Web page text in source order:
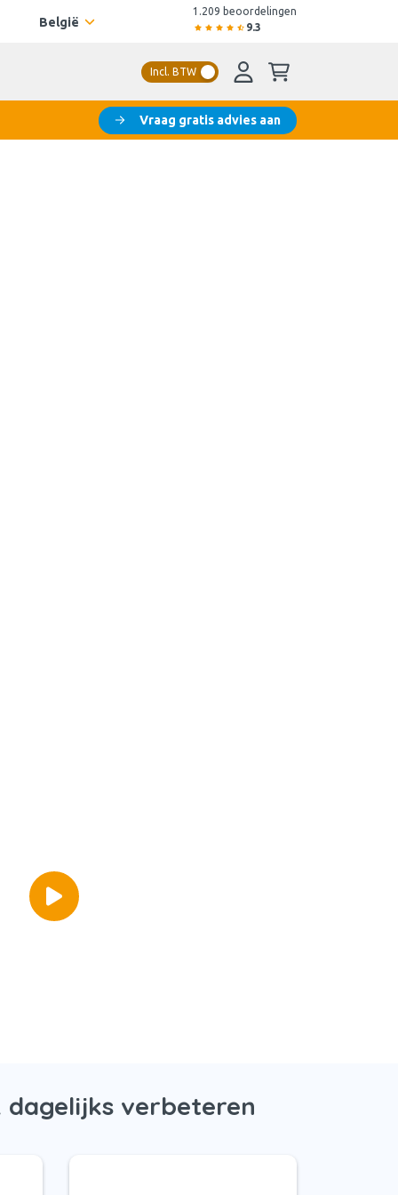
België
1.209 beoordelingen
9.3
Incl. BTW
Vraag gratis advies aan
dagelijks verbeteren